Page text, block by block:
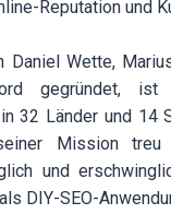
Reputation und
Daniel Wette,
gegründet, ist
32 Länder und 14
Mission treu
und
DIY-SEO-